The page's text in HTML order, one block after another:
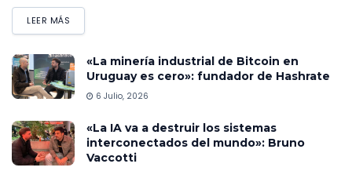
LEER MÁS
«La minería industrial de Bitcoin en
Uruguay es cero»: fundador de Hashrate
6 Julio, 2026
«La IA va a destruir los sistemas
interconectados del mundo»: Bruno
Vaccotti